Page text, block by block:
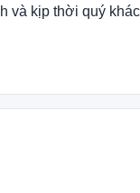
kịp thời quý